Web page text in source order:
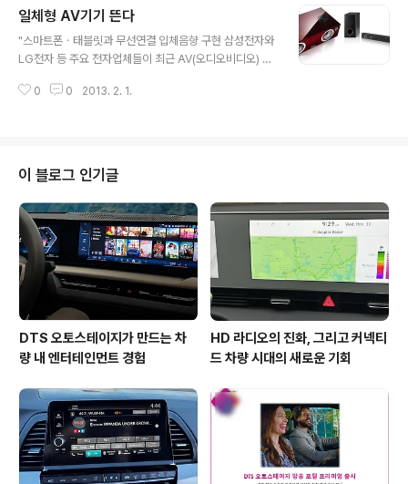
경험해 보지 못한 서라운드 사운드를 스마트폰과 태블릿에
서 최대 7.1 채널로 전달할 것입니다. DTS 헤드폰: X의 시
연 장소2013 모바일 월드 콩그레스, DTS 부스(5번홀, 스
해당 기사의 일부를 발췌한 내용입니다. "퀄컴 테크놀로지
일체형 AV기기 뜬다
"스마트폰ㆍ태블릿과 무선연결 입체음향 구현 삼성전자와
LG전자 등 주요 전자업체들이 최근 AV(오디오비디오) 부
오 중심에서 사운드바, 일체형 중심으로 바뀌고 있으며, 스
소리를 원하는 소비자들도 늘어나, 올해 사운드바와 일체
형 제품 등 부문이 지난해 대비 최대 20% 가량 성장할 것
으로 기대하고 있다. 삼성전자(대표 권오현)는 고급 제품군
에 오디오 마니아들이 선호하는 진공관 앰프를 탑재해 풍
부한 음향과 선명한 디지털 음향을 구현했다. 선 연결 없이
블루투스로 기기를 연결해주는 사운드 쉐..
0 0 2013. 2. 1.
이 블로그 인기글
DTS 오토스테이지가 만드는 차
량 내 엔터테인먼트 경험
HD 라디오의 진화, 그리고 커넥티
드 차량 시대의 새로운 기회